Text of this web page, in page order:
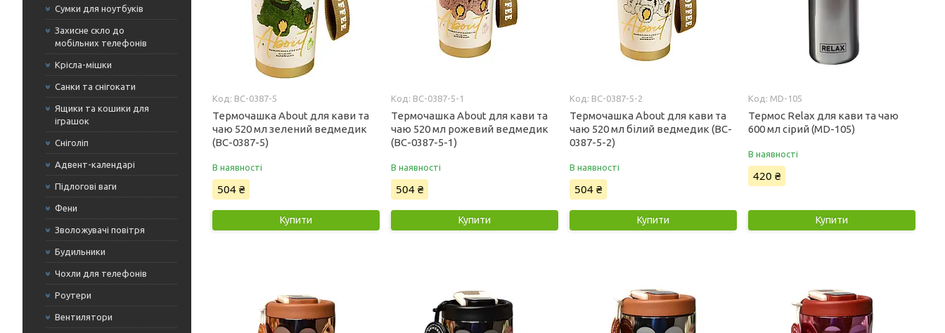
Сумки для ноутбуків
Захисне скло до
мобільних телефонів
Крісла-мішки
Санки та снігокати
Ящики та кошики для
іграшок
Сніголіп
Адвент-календарі
Підлогові ваги
Фени
Зволожувачі повітря
Будильники
Чохли для телефонів
Роутери
Вентилятори
BC-0387-5
Термочашка About для кави та
чаю 520 мл зелений ведмедик
(BC-0387-5)
В наявності
504 ₴
Купити
BC-0387-5-1
Термочашка About для кави та
чаю 520 мл рожевий ведмедик
(BC-0387-5-1)
В наявності
504 ₴
Купити
BC-0387-5-2
Термочашка About для кави та
чаю 520 мл білий ведмедик (BC-
0387-5-2)
В наявності
504 ₴
Купити
MD-105
Термос Relax для кави та чаю
600 мл сірий (MD-105)
В наявності
420 ₴
Купити